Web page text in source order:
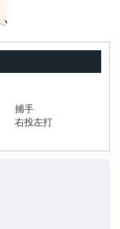
捕手
右投左打